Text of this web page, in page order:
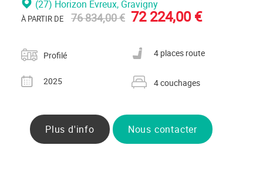
(27) Horizon Evreux, Gravigny
À PARTIR DE 76 834,00 € 72 224,00 €
Catégorie
Profilé
Nombre de places carte grise
4 places route
Année
2025
Nombre de couchages
4 couchages
Plus d'info Nous contacter